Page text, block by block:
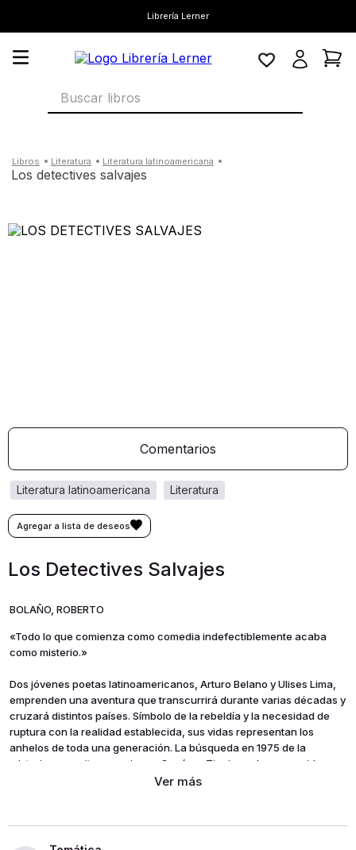
Librería Lerner
Buscar libros
literatura literatura latinoamericana
los detectives salvajes
Comentarios
literatura
literatura latinoamericana
Los Detectives Salvajes
BOLAÑO, ROBERTO
«Todo lo que comienza como comedia indefectiblemente acaba
como misterio.»
Dos jóvenes poetas latinoamericanos, Arturo Belano y Ulises Lima,
emprenden una aventura que transcurrirá durante varias décadas y
cruzará distintos países. Símbolo de la rebeldía y la necesidad de
ruptura con la realidad establecida, sus vidas representan los
anhelos de toda una generación. La búsqueda en 1975 de la
misteriosa escritora mexicana Cesárea Tinajero, desaparecida y
olvidada en los años posteriores a la revolución, sirve de inicio a un
En esta novela está esbozado, como si de un juego de cajas chinas